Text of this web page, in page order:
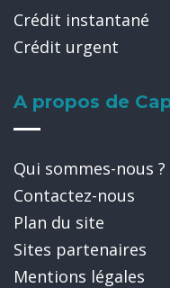
Crédit instantané
Crédit urgent
A propos de
Qui sommes-nous ?
Contactez-nous
Plan du site
Sites partenaires
Mentions légales